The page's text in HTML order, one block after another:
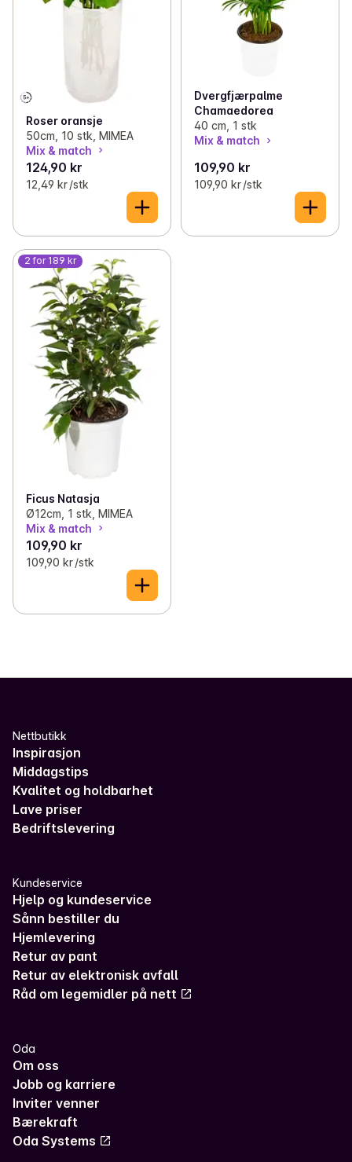
Roser oransje
50cm, 10 stk, MIMEA
Mix & match
124,90 kr
12,49 kr /stk
Dvergfjærpalme
Chamaedorea
40 cm, 1 stk
Mix & match
109,90 kr
109,90 kr /stk
2 for 189 kr
Ficus Natasja
Ø12cm, 1 stk, MIMEA
Mix & match
109,90 kr
109,90 kr /stk
Nettbutikk
Inspirasjon
Middagstips
Kvalitet og holdbarhet
Lave priser
Bedriftslevering
Kundeservice
Hjelp og kundeservice
Sånn bestiller du
Hjemlevering
Retur av pant
Retur av elektronisk avfall
Råd om legemidler på nett
Oda
Om oss
Jobb og karriere
Inviter venner
Bærekraft
Oda Systems